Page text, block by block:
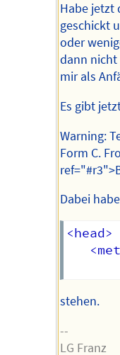
Habe jetzt
geschickt
oder
dann nicht
mir als
Es gibt
Warning:
Form C.
Dabei
<head>
stehen.
--
LG Franz